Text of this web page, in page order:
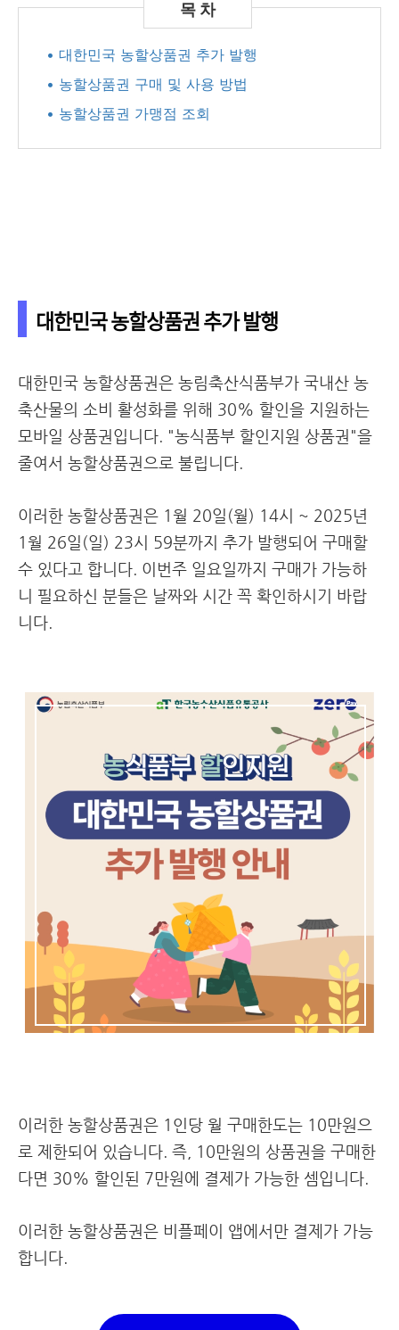
• 대한민국 농할상품권 추가 발행
• 농할상품권 구매 및 사용 방법
• 농할상품권 가맹점 조회
대한민국 농할상품권 추가 발행
대한민국 농할상품권은 농림축산식품부가 국내산 농
축산물의 소비 활성화를 위해 30% 할인을 지원하는
모바일 상품권입니다. "농식품부 할인지원 상품권"을
줄여서 농할상품권으로 불립니다.
이러한 농할상품권은 1월 20일(월) 14시 ~ 2025년
1월 26일(일) 23시 59분까지 추가 발행되어 구매할
수 있다고 합니다. 이번주 일요일까지 구매가 가능하
니 필요하신 분들은 날짜와 시간 꼭 확인하시기 바랍
니다.
이러한 농할상품권은 1인당 월 구매한도는 10만원으
로 제한되어 있습니다. 즉, 10만원의 상품권을 구매한
다면 30% 할인된 7만원에 결제가 가능한 셈입니다.
이러한 농할상품권은 비플페이 앱에서만 결제가 가능
합니다.